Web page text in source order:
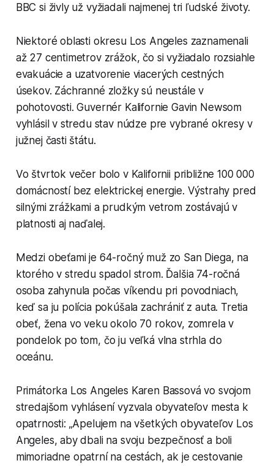
BBC si živly už vyžiadali najmenej tri ľudské životy.
Niektoré oblasti okresu Los Angeles zaznamenali
až 27 centimetrov zrážok, čo si vyžiadalo rozsiahle
evakuácie a uzatvorenie viacerých cestných
úsekov. Záchranné zložky sú neustále v
pohotovosti. Guvernér Kalifornie Gavin Newsom
vyhlásil v stredu stav núdze pre vybrané okresy v
južnej časti štátu.
Vo štvrtok večer bolo v Kalifornii približne 100 000
domácností bez elektrickej energie. Výstrahy pred
silnými zrážkami a prudkým vetrom zostávajú v
platnosti aj naďalej.
Medzi obeťami je 64-ročný muž zo San Diega, na
ktorého v stredu spadol strom. Ďalšia 74-ročná
osoba zahynula počas víkendu pri povodniach,
keď sa ju polícia pokúšala zachrániť z auta. Tretia
obeť, žena vo veku okolo 70 rokov, zomrela v
pondelok po tom, čo ju veľká vlna strhla do
oceánu.
Primátorka Los Angeles Karen Bassová vo svojom
stredajšom vyhlásení vyzvala obyvateľov mesta k
opatrnosti: „Apelujem na všetkých obyvateľov Los
Angeles, aby dbali na svoju bezpečnosť a boli
mimoriadne opatrní na cestách, ak je cestovanie